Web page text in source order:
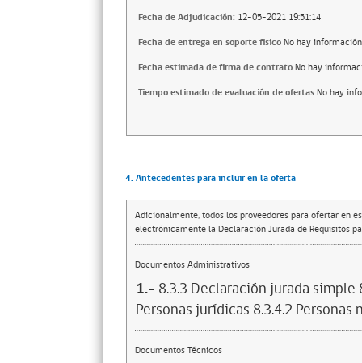
Fecha de Adjudicación: 12-05-2021 19:51:14
Fecha de entrega en soporte fisicoNo hay información
Fecha estimada de firma de contratoNo hay
Tiempo estimado de evaluación de ofertasNo hay
4. Antecedentes para incluir en la oferta
Adicionalmente, todos los proveedores para ofertar en
electrónicamente la Declaración Jurada de Requisitos
Documentos Administrativos
1.- 8.3.3 Declaración jurada
Personas jurídicas 8.3.4.2
Documentos Técnicos